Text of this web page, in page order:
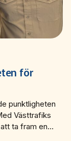
för
punktligheten
Västtrafiks
ta fram en